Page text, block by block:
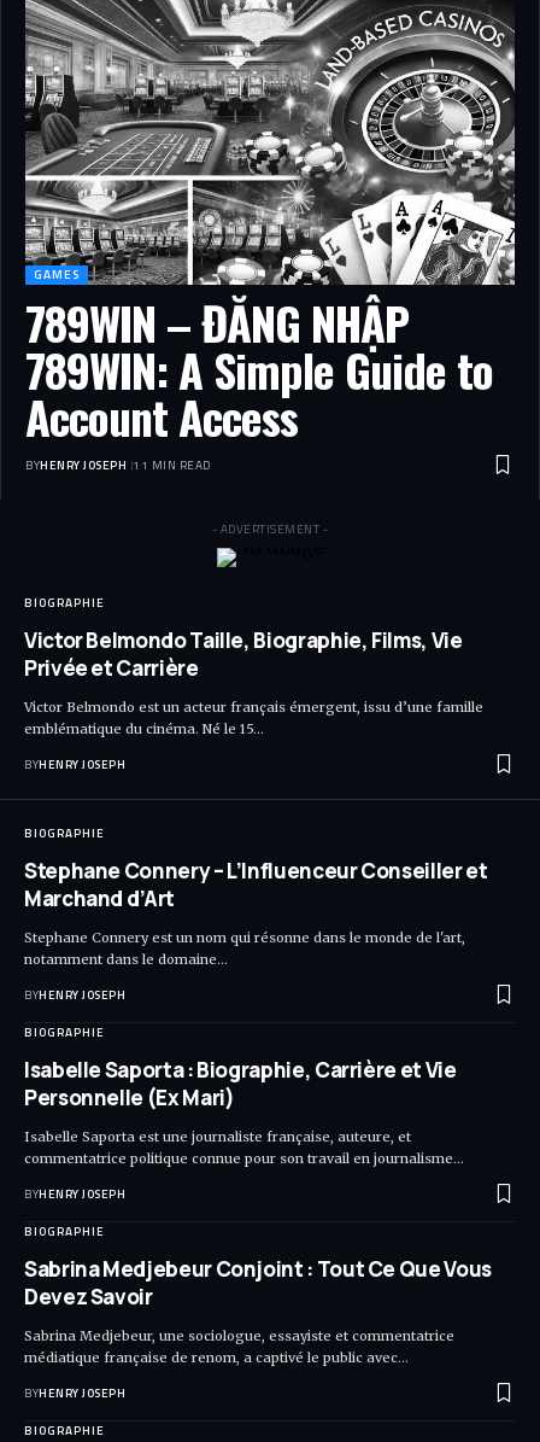
GAMES
789WIN – ĐĂNG NHẬP
789WIN: A Simple Guide to
Account Access
BYHENRY JOSEPH 11 MIN READ
- ADVERTISEMENT -
BIOGRAPHIE
Victor Belmondo Taille, Biographie, Films, Vie
Privée et Carrière
Victor Belmondo est un acteur français émergent, issu d’une famille
emblématique du cinéma. Né le 15…
BYHENRY JOSEPH
BIOGRAPHIE
Stephane Connery – L’Influenceur Conseiller et
Marchand d’Art
Stephane Connery est un nom qui résonne dans le monde de l'art,
notamment dans le domaine…
BYHENRY JOSEPH
BIOGRAPHIE
Isabelle Saporta : Biographie, Carrière et Vie
Personnelle (Ex Mari)
Isabelle Saporta est une journaliste française, auteure, et
commentatrice politique connue pour son travail en journalisme…
BYHENRY JOSEPH
BIOGRAPHIE
Sabrina Medjebeur Conjoint : Tout Ce Que Vous
Devez Savoir
Sabrina Medjebeur, une sociologue, essayiste et commentatrice
médiatique française de renom, a captivé le public avec…
BYHENRY JOSEPH
BIOGRAPHIE